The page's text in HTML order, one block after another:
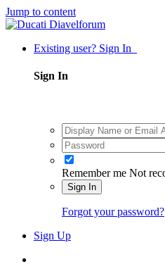
Jump to content
Existing user? Sign In
Sign In
Remember me Not
Sign In
Forgot your password?
Sign Up